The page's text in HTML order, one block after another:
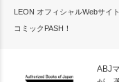
LEON オフィシャルWebサイト
コミックPASH！
ABJ